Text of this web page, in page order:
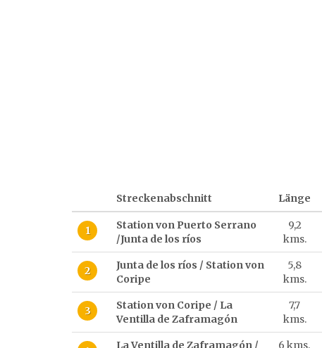
Streckenabschnitt Länge
1
Station von Puerto Serrano
/Junta de los ríos
9,2
kms.
2
Junta de los ríos / Station von
Coripe
5,8
kms.
3
Station von Coripe / La
Ventilla de Zaframagón
7,7
kms.
La Ventilla de Zaframagón /
6 kms.